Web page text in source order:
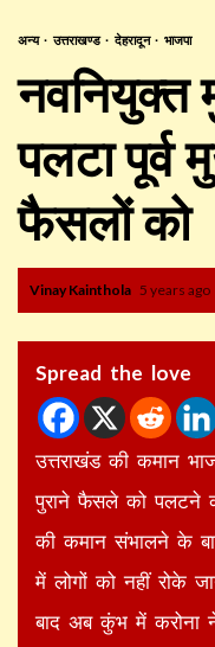
अन्य उत्तराखण्ड देहरादून भाजपा
नवनियुक्त
पलटा पूर्व
फैसलों को
Vinay Kainthola 5 years ago
Spread the love
उत्तराखंड की कमान
पुराने फैसले को पलटने
की कमान संभालने के
में लोगों को नहीं रोके
बाद अब कुंभ में करोना